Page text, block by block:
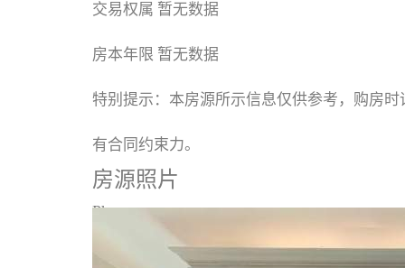
交易权属 暂无数据
房本年限 暂无数据
特别提示：本房源所示信息仅供参考，购房
有合同约束力。
房源照片
Photos